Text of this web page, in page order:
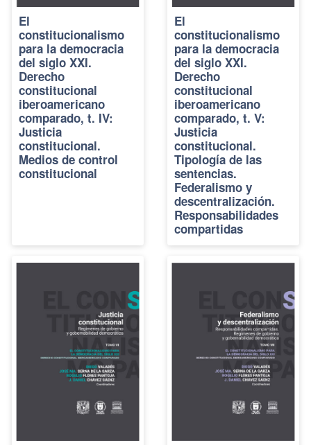
El
constitucionalismo
para la democracia
del siglo XXI.
Derecho
constitucional
iberoamericano
comparado, t. IV:
Justicia
constitucional.
Medios de control
constitucional
El
constitucionalismo
para la democracia
del siglo XXI.
Derecho
constitucional
iberoamericano
comparado, t. V:
Justicia
constitucional.
Tipología de las
sentencias.
Federalismo y
descentralización.
Responsabilidades
compartidas